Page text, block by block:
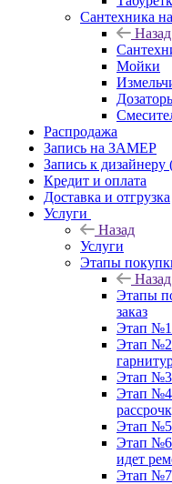
Сантехника на
Назад
Мойки
Распродажа
Запись на ЗАМЕР
Запись к дизайнеру
Кредит и оплата
Доставка и отгрузка
Услуги
Назад
Услуги
Этапы
Назад
Этапы
заказ
Этап №1
Этап №2
Этап №3
Этап №4
Этап №5
Этап №6
идет
Этап №7